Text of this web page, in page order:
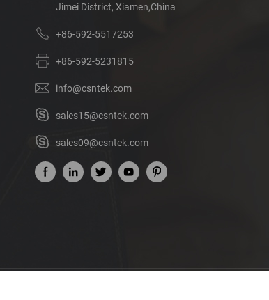
Jimei District, Xiamen,China
+86-592-5517253
+86-592-5231815
info@csntek.com
sales15@csntek.com
sales09@csntek.com